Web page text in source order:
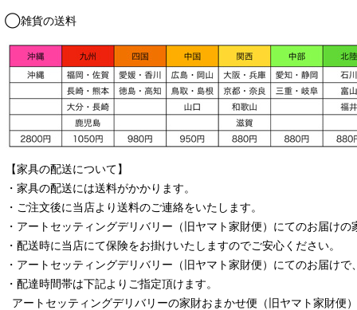
◯雑貨の送料
【家具の配送について】
・家具の配送には送料がかかります。
・ご注文後に当店より送料のご連絡をいたします。
・ アートセッティングデリバリー （旧ヤマト家財便） にてのお届けの
・配送時に当店にて保険をお掛けいたしますのでご安心ください。
・ アートセッティングデリバリー （旧ヤマト家財便） にてのお届けで
・配達時間帯は下記よりご指定頂けます。
アートセッティングデリバリーの家財おまかせ便 （旧ヤマト家財便